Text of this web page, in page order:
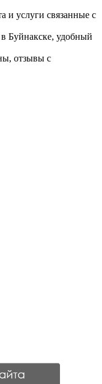
и услуги связанные с
Буйнакске, удобный
отзывы с